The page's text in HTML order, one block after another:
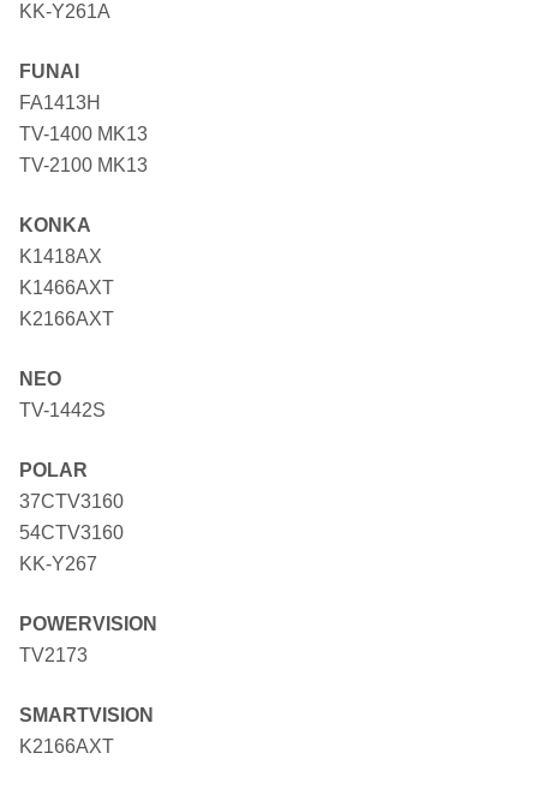
KK-Y261A
FUNAI
FA1413H
TV-1400 MK13
TV-2100 MK13
KONKA
K1418AX
K1466AXT
K2166AXT
NEO
TV-1442S
POLAR
37CTV3160
54CTV3160
KK-Y267
POWERVISION
TV2173
SMARTVISION
K2166AXT